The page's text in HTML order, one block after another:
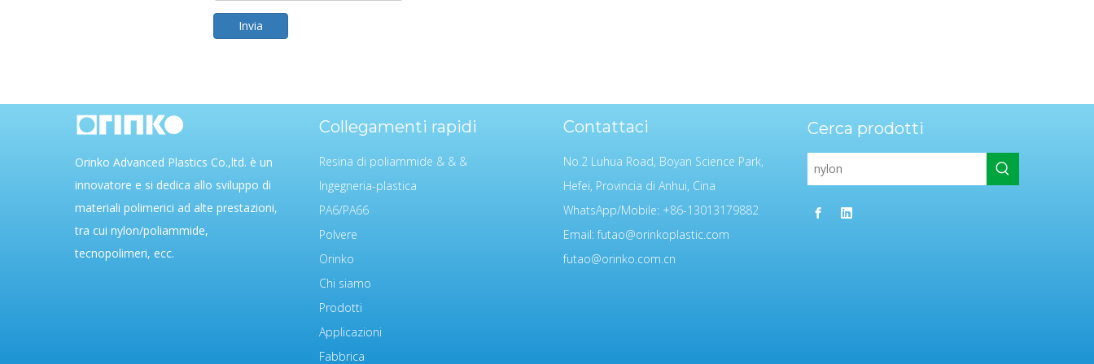
Invia
Orinko Advanced Plastics Co.,ltd. è un
innovatore e si dedica allo sviluppo di
materiali polimerici ad alte prestazioni,
tra cui nylon/poliammide,
tecnopolimeri, ecc.
Collegamenti rapidi
Resina di poliammide & & &
Ingegneria-plastica
PA6/PA66
Polvere
Orinko
Chi siamo
Prodotti
Applicazioni
Fabbrica
Contattaci
No.2 Luhua Road, Boyan Science Park,
Hefei, Provincia di Anhui, Cina
WhatsApp/Mobile: +86-13013179882
Email:futao@orinkoplastic.com
futao@orinko.com.cn
Cerca prodotti